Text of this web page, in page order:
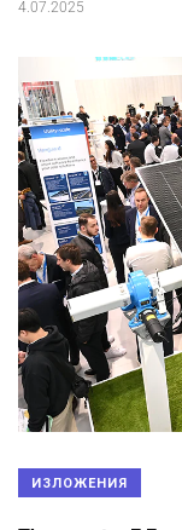
4.07.2025
ИЗЛОЖЕНИЯ